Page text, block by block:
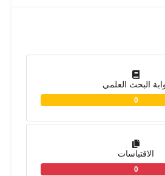
البحث العلمي
0
الاقتباسات
0